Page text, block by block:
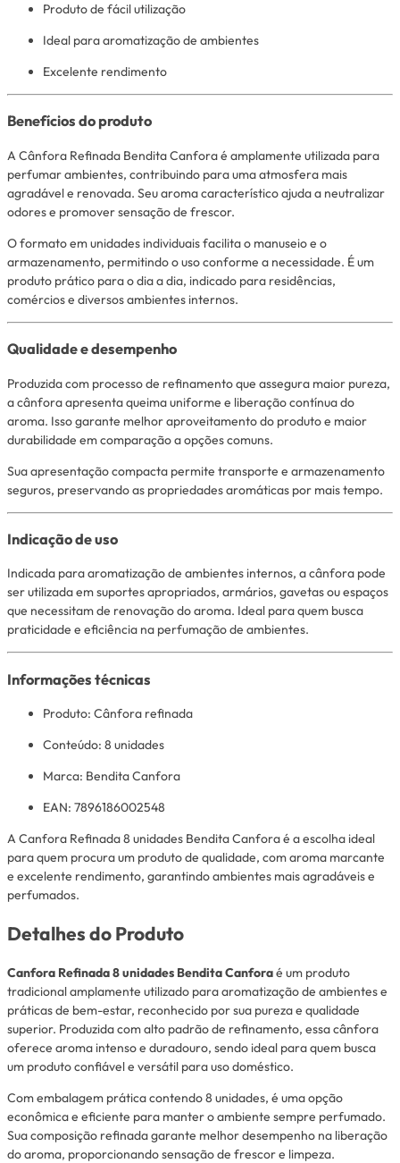
Produto de fácil utilização
Ideal para aromatização de ambientes
Excelente rendimento
Benefícios do produto
A Cânfora Refinada Bendita Canfora é amplamente utilizada para
perfumar ambientes, contribuindo para uma atmosfera mais
agradável e renovada. Seu aroma característico ajuda a neutralizar
odores e promover sensação de frescor.
O formato em unidades individuais facilita o manuseio e o
armazenamento, permitindo o uso conforme a necessidade. É um
produto prático para o dia a dia, indicado para residências,
comércios e diversos ambientes internos.
Qualidade e desempenho
Produzida com processo de refinamento que assegura maior pureza,
a cânfora apresenta queima uniforme e liberação contínua do
aroma. Isso garante melhor aproveitamento do produto e maior
durabilidade em comparação a opções comuns.
Sua apresentação compacta permite transporte e armazenamento
seguros, preservando as propriedades aromáticas por mais tempo.
Indicação de uso
Indicada para aromatização de ambientes internos, a cânfora pode
ser utilizada em suportes apropriados, armários, gavetas ou espaços
que necessitam de renovação do aroma. Ideal para quem busca
praticidade e eficiência na perfumação de ambientes.
Informações técnicas
Produto: Cânfora refinada
Conteúdo: 8 unidades
Marca: Bendita Canfora
EAN: 7896186002548
A Canfora Refinada 8 unidades Bendita Canfora é a escolha ideal
para quem procura um produto de qualidade, com aroma marcante
e excelente rendimento, garantindo ambientes mais agradáveis e
perfumados.
Detalhes do Produto
Canfora Refinada 8 unidades Bendita Canforaé um produto
tradicional amplamente utilizado para aromatização de ambientes e
práticas de bem-estar, reconhecido por sua pureza e qualidade
superior. Produzida com alto padrão de refinamento, essa cânfora
oferece aroma intenso e duradouro, sendo ideal para quem busca
um produto confiável e versátil para uso doméstico.
Com embalagem prática contendo 8 unidades, é uma opção
econômica e eficiente para manter o ambiente sempre perfumado.
Sua composição refinada garante melhor desempenho na liberação
do aroma, proporcionando sensação de frescor e limpeza.